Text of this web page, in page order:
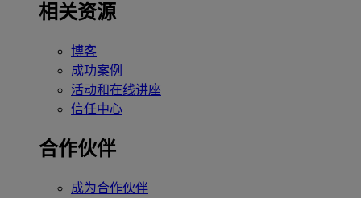
相关资源
博客
成功案例
活动和在线讲座
信任中心
合作伙伴
成为合作伙伴